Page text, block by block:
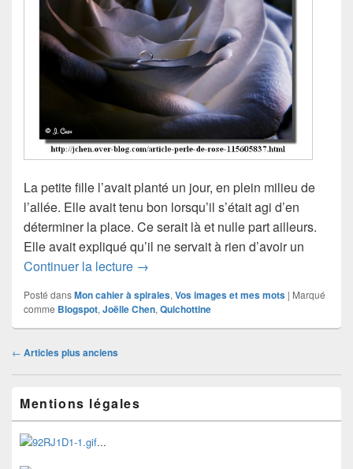
La petite fille l’avait planté un jour, en plein milieu de
l’allée. Elle avait tenu bon lorsqu’il s’était agi d’en
déterminer la place. Ce serait là et nulle part ailleurs.
Elle avait expliqué qu’il ne servait à rien d’avoir un
Continuer la lecture Roselyne et le rosier
→
Posté dansMon cahier à spirales, Vos images et mes mots | Marqué
comme Blogspot, Joëlle Chen, Quichottine
Navigation
articles
← Articles plus anciens
principale
de
widget
pour
Mentions légales
...